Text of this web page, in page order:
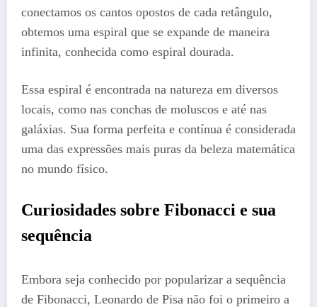
conectamos os cantos opostos de cada retângulo,
obtemos uma espiral que se expande de maneira
infinita, conhecida como espiral dourada.
Essa espiral é encontrada na natureza em diversos
locais, como nas conchas de moluscos e até nas
galáxias. Sua forma perfeita e contínua é considerada
uma das expressões mais puras da beleza matemática
no mundo físico.
Curiosidades sobre Fibonacci e sua
sequência
Embora seja conhecido por popularizar a sequência
de Fibonacci, Leonardo de Pisa não foi o primeiro a